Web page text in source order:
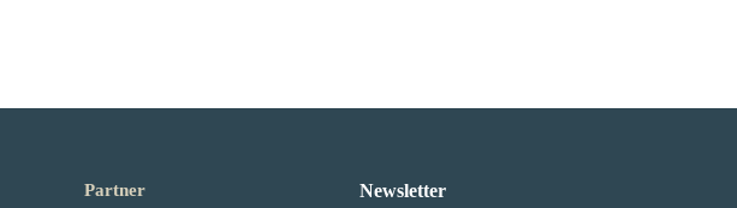
Partner
Newsletter